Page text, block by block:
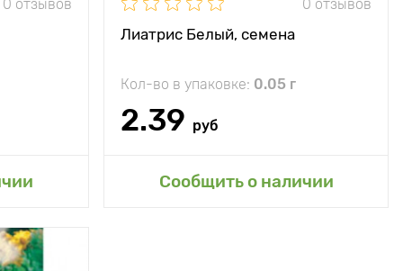
0 отзывов 0 отзывов
Лиатрис Белый, семена
Кол-во в упаковке: 0.05 г
2.39 руб
Сообщить о наличии